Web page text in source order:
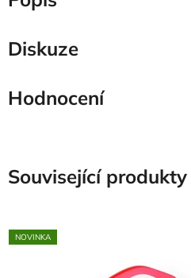
Diskuze
Hodnocení
Související produkty
NOVINKA